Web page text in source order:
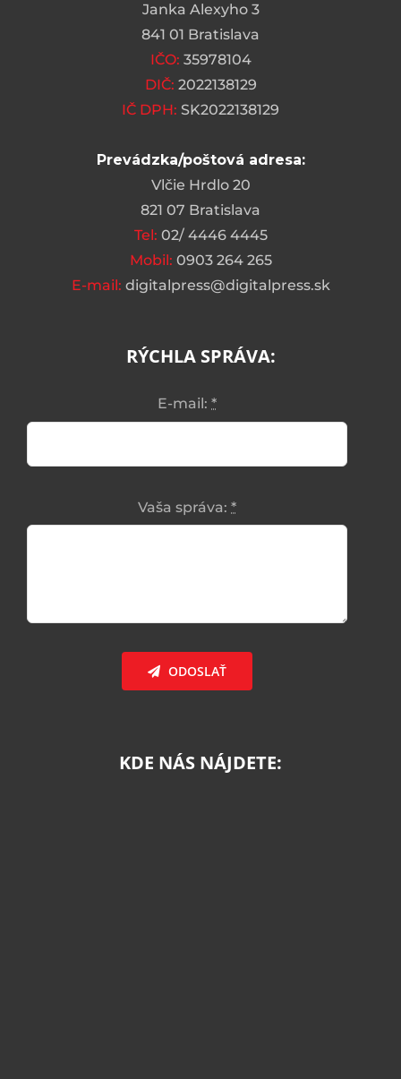
Janka Alexyho 3
841 01 Bratislava
IČO: 35978104
DIČ: 2022138129
IČ DPH: SK2022138129
Prevádzka/poštová adresa:
Vlčie Hrdlo 20
821 07 Bratislava
Tel: 02/ 4446 4445
Mobil: 0903 264 265
E-mail: digitalpress@digitalpress.sk
RÝCHLA SPRÁVA:
E-mail: *
Vaša správa: *
ODOSLAŤ
KDE NÁS NÁJDETE: